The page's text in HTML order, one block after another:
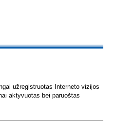
užregistruotas Interneto vizijos
aktyvuotas bei paruoštas